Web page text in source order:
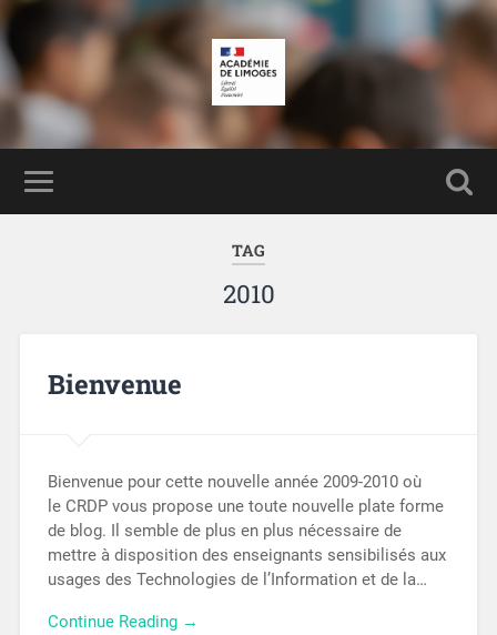
TAG
2010
Bienvenue
Bienvenue pour cette nouvelle année 2009-2010 où
le CRDP vous propose une toute nouvelle plate forme
de blog. Il semble de plus en plus nécessaire de
mettre à disposition des enseignants sensibilisés aux
usages des Technologies de l’Information et de la…
Continue Reading →